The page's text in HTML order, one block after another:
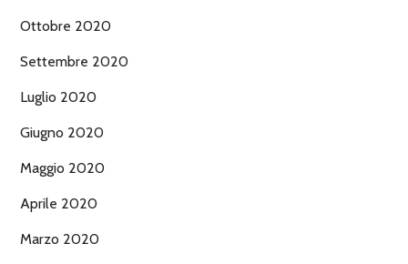
Ottobre 2020
Settembre 2020
Luglio 2020
Giugno 2020
Maggio 2020
Aprile 2020
Marzo 2020